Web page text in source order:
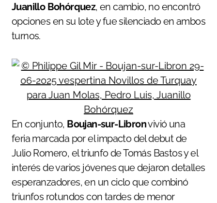
Juanillo Bohórquez, en cambio, no encontró
opciones en su lote y fue silenciado en ambos
turnos.
En conjunto, Boujan-sur-Libronvivió una
feria marcada por el impacto del debut de
Julio Romero, el triunfo de Tomás Bastos y el
interés de varios jóvenes que dejaron detalles
esperanzadores, en un ciclo que combinó
triunfos rotundos con tardes de menor